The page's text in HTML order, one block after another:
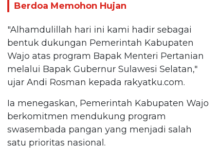
Berdoa Memohon Hujan
"Alhamdulillah hari ini kami hadir sebagai
bentuk dukungan Pemerintah Kabupaten
Wajo atas program Bapak Menteri Pertanian
melalui Bapak Gubernur Sulawesi Selatan,"
ujar Andi Rosman kepada rakyatku.com.
Ia menegaskan, Pemerintah Kabupaten Wajo
berkomitmen mendukung program
swasembada pangan yang menjadi salah
satu prioritas nasional.